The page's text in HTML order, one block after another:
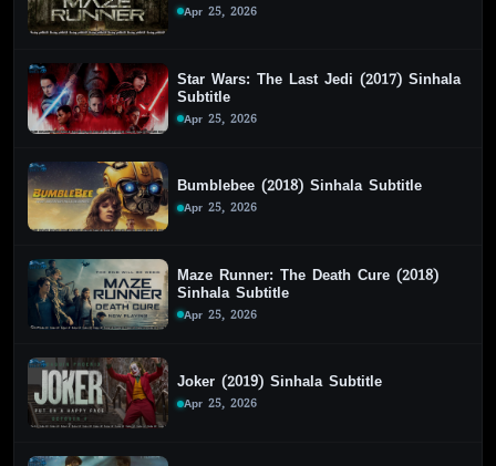
Apr 25, 2026
Star Wars: The Last Jedi (2017) Sinhala
Subtitle
Apr 25, 2026
Bumblebee (2018) Sinhala Subtitle
Apr 25, 2026
Maze Runner: The Death Cure (2018)
Sinhala Subtitle
Apr 25, 2026
Joker (2019) Sinhala Subtitle
Apr 25, 2026